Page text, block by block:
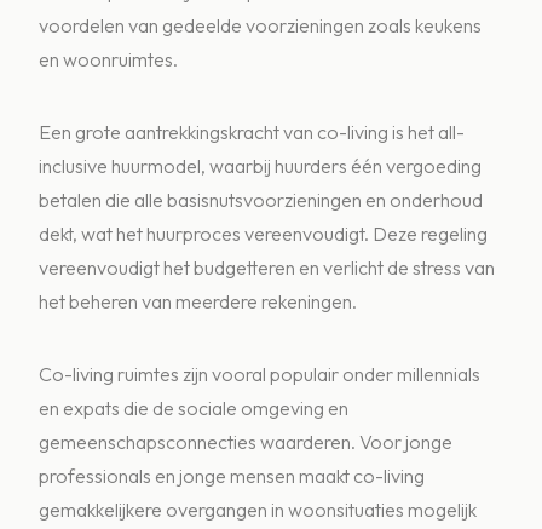
voordelen van gedeelde voorzieningen zoals keukens
en woonruimtes.
Een grote aantrekkingskracht van co-living is het all-
inclusive huurmodel, waarbij huurders één vergoeding
betalen die alle basisnutsvoorzieningen en onderhoud
dekt, wat het huurproces vereenvoudigt. Deze regeling
vereenvoudigt het budgetteren en verlicht de stress van
het beheren van meerdere rekeningen.
Co-living ruimtes zijn vooral populair onder millennials
en expats die de sociale omgeving en
gemeenschapsconnecties waarderen. Voor jonge
professionals en jonge mensen maakt co-living
gemakkelijkere overgangen in woonsituaties mogelijk